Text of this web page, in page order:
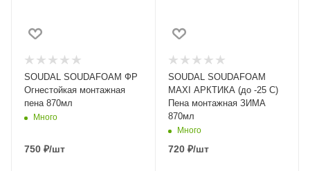
SOUDAL SOUDAFOAM ФР
Огнестойкая монтажная
пена 870мл
Много
750 ₽/шт
SOUDAL SOUDAFOAM
MAXI АРКТИКА (до -25 С)
Пена монтажная ЗИМА
870мл
Много
720₽/шт